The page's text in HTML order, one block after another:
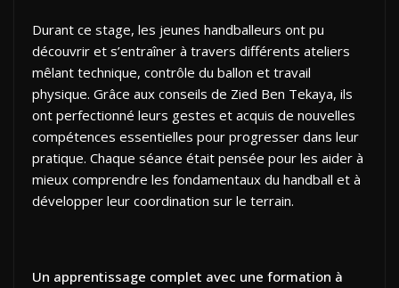
Durant ce stage, les jeunes handballeurs ont pu
découvrir et s’entraîner à travers différents ateliers
mêlant technique, contrôle du ballon et travail
physique. Grâce aux conseils de Zied Ben Tekaya, ils
ont perfectionné leurs gestes et acquis de nouvelles
compétences essentielles pour progresser dans leur
pratique. Chaque séance était pensée pour les aider à
mieux comprendre les fondamentaux du handball et à
développer leur coordination sur le terrain.
Un apprentissage complet avec une formation à